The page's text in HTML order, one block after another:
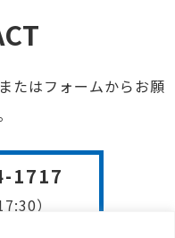
たはフォームからお願
1717
）